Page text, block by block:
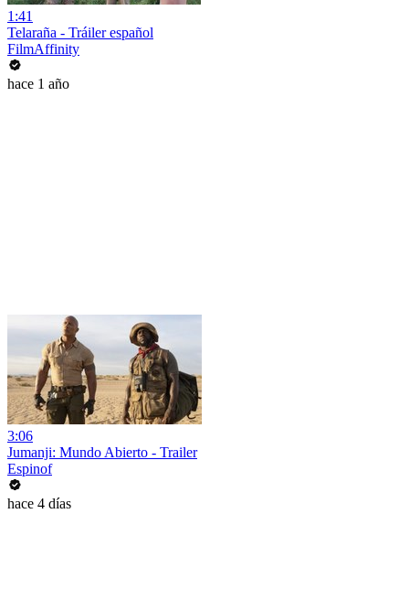
1:41
Telaraña - Tráiler español
FilmAffinity
hace 1 año
3:06
Jumanji: Mundo Abierto - Trailer
Espinof
hace 4 días